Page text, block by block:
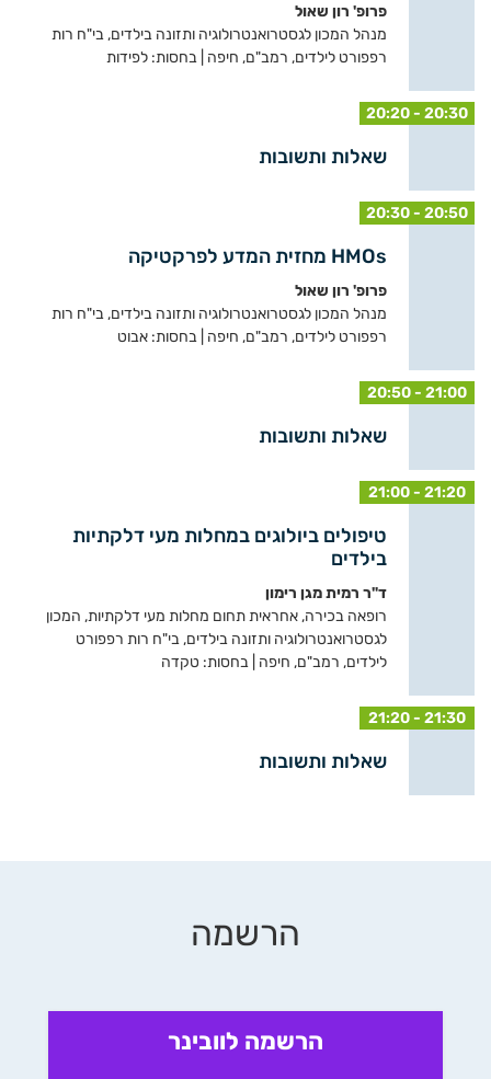
פרופ' רון שאול
מנהל המכון לגסטרואנטרולוגיה ותזונה בילדים, בי"ח רות
רפפורט לילדים, רמב"ם, חיפה | בחסות: לפידות
20:20 - 20:30
שאלות ותשובות
20:30 - 20:50
HMOs מחזית המדע לפרקטיקה
פרופ' רון שאול
מנהל המכון לגסטרואנטרולוגיה ותזונה בילדים, בי"ח רות
רפפורט לילדים, רמב"ם, חיפה | בחסות: אבוט
20:50 - 21:00
שאלות ותשובות
21:00 - 21:20
טיפולים ביולוגים במחלות מעי דלקתיות
בילדים
ד"ר רמית מגן רימון
רופאה בכירה, אחראית תחום מחלות מעי דלקתיות, המכון
לגסטרואנטרולוגיה ותזונה בילדים, בי"ח רות רפפורט
לילדים, רמב"ם, חיפה | בחסות: טקדה
21:20 - 21:30
שאלות ותשובות
הרשמה
הרשמה לוובינר